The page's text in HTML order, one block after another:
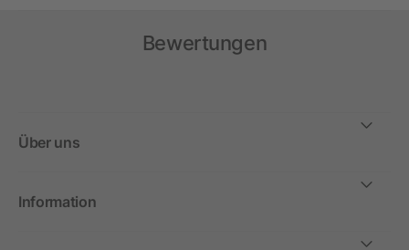
Bewertungen
Über uns
Information